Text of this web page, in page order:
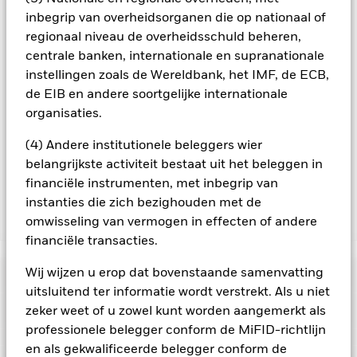
inbegrip van overheidsorganen die op nationaal of
regionaal niveau de overheidsschuld beheren,
centrale banken, internationale en supranationale
instellingen zoals de Wereldbank, het IMF, de ECB,
de EIB en andere soortgelijke internationale
organisaties.
(4) Andere institutionele beleggers wier
belangrijkste activiteit bestaat uit het beleggen in
financiële instrumenten, met inbegrip van
instanties die zich bezighouden met de
omwisseling van vermogen in effecten of andere
financiële transacties.
Wij wijzen u erop dat bovenstaande samenvatting
uitsluitend ter informatie wordt verstrekt. Als u niet
zeker weet of u zowel kunt worden aangemerkt als
professionele belegger conform de MiFID-richtlijn
en als gekwalificeerde belegger conform de
aandelenklasse. Daarnaast is een volledige lijst van alle
aandelenklassen met valutahedging op aanvraag
verkrijgbaar bij de beheermaatschappij van het fonds.
In de mate waarin het Fonds effecten uitleent om zijn kosten
te reduceren, ontvangt het Fonds 62,5% van de hiermee
goede aan BlackRock als effectenuitleenagent. Aangezien de
verdeling van opbrengsten uit effectenleningen de
exploitatiekosten van het Fonds niet verhoogt, is deze niet in
de lopende kosten opgenomen.
Toon minder
Risicometer
Performance
Grafiek